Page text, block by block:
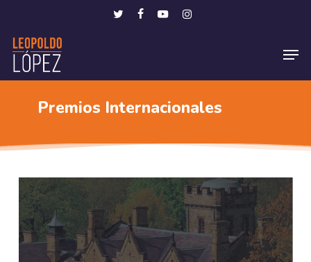
main
content
twitterfacebookyoutubeinstagram
Premios Internacionales